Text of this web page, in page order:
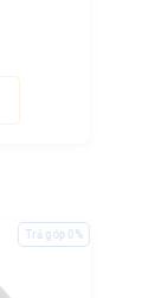
Trả góp 0%